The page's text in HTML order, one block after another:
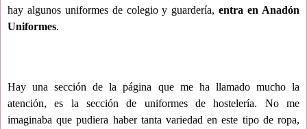
hay algunos uniformes de colegio y guardería,entra en Anadón
Uniformes.
Hay una sección de la página que me ha llamado mucho la
atención, es la sección de uniformes de hostelería. No me
imaginaba que pudiera haber tanta variedad en este tipo de ropa,